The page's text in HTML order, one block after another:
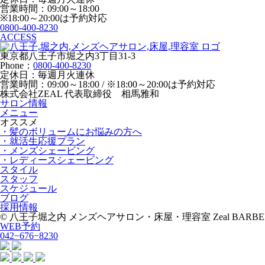
営業時間：09:00～18:00
※18:00～20:00は予約対応
0800-400-8230
ACCESS
東京都八王子市堀之内3丁目31-3
Phone： 0800-400-8230
定休日：毎週月火連休
営業時間：09:00～18:00 / ※18:00～20:00は予約対応
株式会社ZEAL 代表取締役 相馬雅和
サロン情報
メニュー
オススメ
・髪のボリュームにお悩みの方へ
・就活生応援プラン
・メンズシェービング
・レディースシェービング
スタイル
スタッフ
スケジュール
ブログ
採用情報
© 八王子堀之内 メンズヘアサロン・床屋・理容室 Zeal
WEB予約
042−676−8230